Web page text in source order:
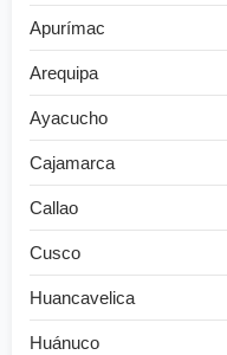
Apurímac
Arequipa
Ayacucho
Cajamarca
Callao
Cusco
Huancavelica
Huánuco